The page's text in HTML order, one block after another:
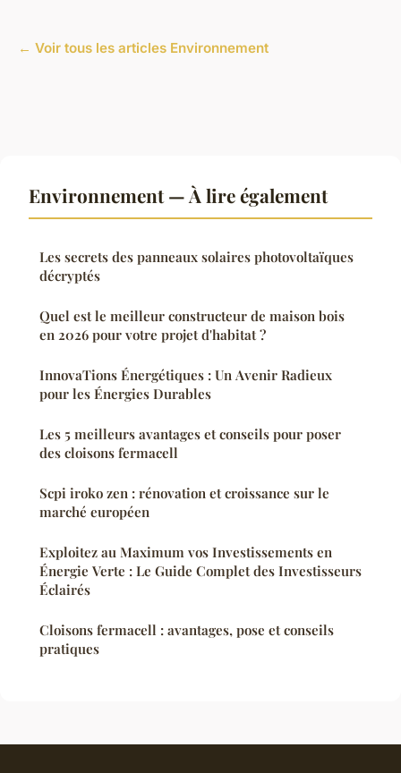
← Voir tous les articles Environnement
Environnement — À lire également
Les secrets des panneaux solaires photovoltaïques
décryptés
Quel est le meilleur constructeur de maison bois
en 2026 pour votre projet d'habitat ?
InnovaTions Énergétiques : Un Avenir Radieux
pour les Énergies Durables
Les 5 meilleurs avantages et conseils pour poser
des cloisons fermacell
Scpi iroko zen : rénovation et croissance sur le
marché européen
Exploitez au Maximum vos Investissements en
Énergie Verte : Le Guide Complet des Investisseurs
Éclairés
Cloisons fermacell : avantages, pose et conseils
pratiques